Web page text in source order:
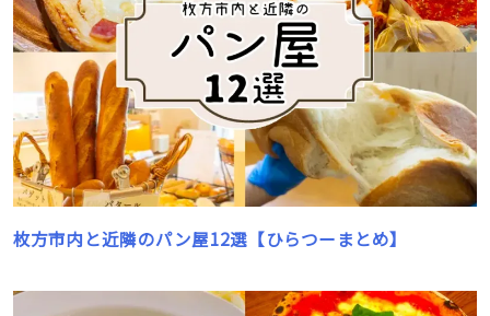
枚方市内と近隣のパン屋12選【ひらつーまとめ】